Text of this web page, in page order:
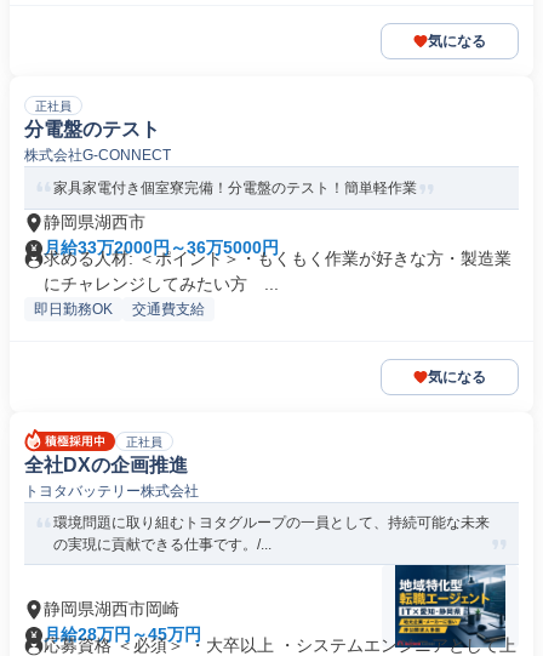
気になる
正社員
分電盤のテスト
株式会社G‐CONNECT
家具家電付き個室寮完備！分電盤のテスト！簡単軽作業
静岡県湖西市
月給33万2000円～36万5000円
求める人材: ＜ポイント＞・もくもく作業が好きな方・製造業
にチャレンジしてみたい方 ...
即日勤務OK 交通費支給
気になる
正社員
全社DXの企画推進
トヨタバッテリー株式会社
環境問題に取り組むトヨタグループの一員として、持続可能な未来
の実現に貢献できる仕事です。/...
静岡県湖西市岡崎
月給28万円～45万円
応募資格 ＜必須＞ ・大卒以上 ・システムエンジニアとして上